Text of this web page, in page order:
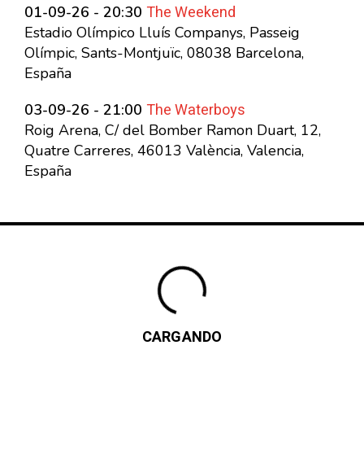
01-09-26 - 20:30 The Weekend
Estadio Olímpico Lluís Companys, Passeig
Olímpic, Sants-Montjuïc, 08038 Barcelona,
España
03-09-26 - 21:00 The Waterboys
Roig Arena, C/ del Bomber Ramon Duart, 12,
Quatre Carreres, 46013 València, Valencia,
España
CARGANDO